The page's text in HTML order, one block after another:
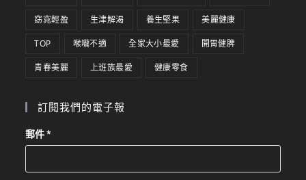
窈窕輕盈 生津解渴 養生堅果 美麗健康
TOP 喉嚨不適 全家大小最愛 開胃健脾
青春美麗 上班族最愛 健康零食
訂閱我們的電子報
郵件*